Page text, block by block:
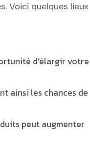
Voici quelques lieux
d’élargir votre
ainsi les chances de
peut augmenter